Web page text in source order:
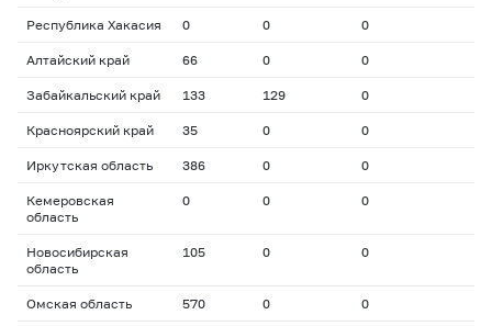
Республика Хакасия 0 0 0
Алтайский край 66 0 0
Забайкальский край 133 129 0
Красноярский край 35 0 0
Иркутская область 386 0 0
Кемеровская
область
0 0 0
Новосибирская
область
105 0 0
Омская область 570 0 0